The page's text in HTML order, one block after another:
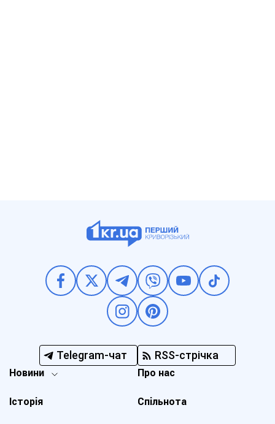
Telegram-чат RSS-стрічка
Новини
Історія
Про нас
Спільнота